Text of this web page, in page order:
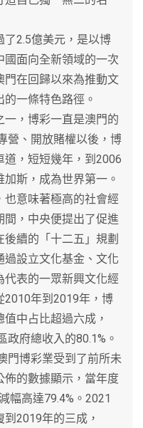
2.5億美元，是以博
面向全新領域的一次
門在回歸以來為推動文
一條特色路徑。
，博彩一直是澳門的
營、開放賭權以後，博
，短短幾年，到2006
斯，成為世界第一。
意味著極高的社會經
，中央便提出了促進
續的「十二五」規劃
過設立文化基金、文化
代表的一眾新興文化經
2010年到2019年，博
中占比超過六成，
府總收入的80.1%。
博彩業受到了前所未
佈的數據顯示，當年度
幅高達79.4%。2021
2019年的三成，